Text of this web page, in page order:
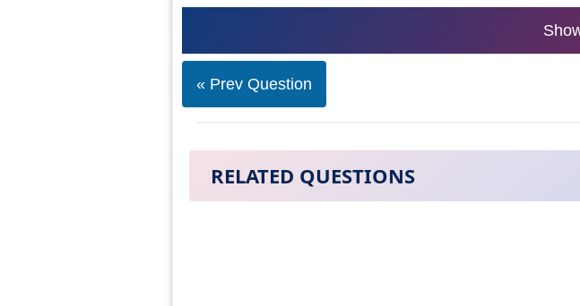
« Prev Question
RELATED QUESTIONS